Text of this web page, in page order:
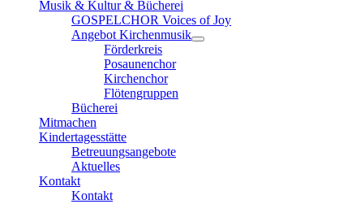
Musik & Kultur & Bücherei
GOSPELCHOR Voices of Joy
Angebot Kirchenmusik
Förderkreis
Posaunenchor
Kirchenchor
Flötengruppen
Bücherei
Mitmachen
Kindertagesstätte
Betreuungsangebote
Aktuelles
Kontakt
Kontakt